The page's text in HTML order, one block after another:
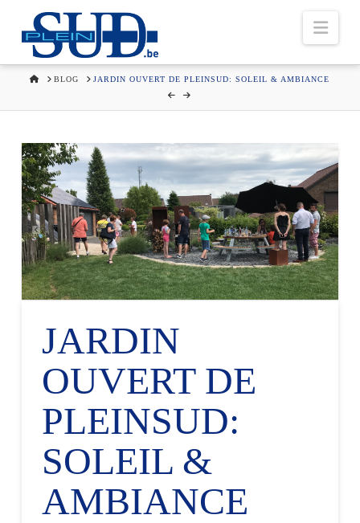
HOMEBLOG JARDIN OUVERT DE PLEINSUD: SOLEIL & AMBIANCE
JARDIN
OUVERT DE
PLEINSUD:
SOLEIL &
AMBIANCE